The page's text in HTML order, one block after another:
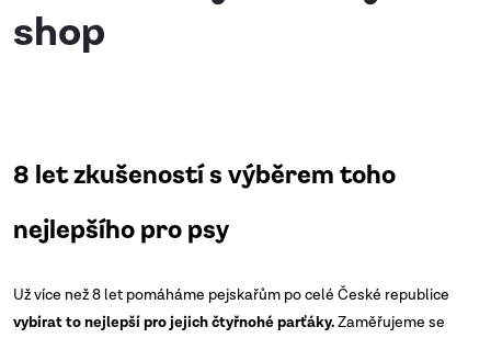
shop
8 let zkušeností s výběrem toho
nejlepšího pro psy
Už více než 8 let pomáháme pejskařům po celé České republice
vybírat to nejlepší pro jejich čtyřnohé parťáky.Zaměřujeme se